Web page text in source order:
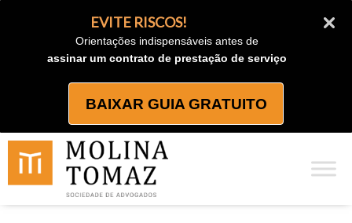
EVITE RISCOS!
Orientações indispensáveis antes de
assinar um contrato de prestação de serviço
BAIXAR GUIA GRATUITO